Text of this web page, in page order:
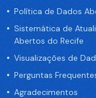
Política de Dados
Sistemática de
Abertos do Recife
Visualizações de
Perguntas
Agradecimentos